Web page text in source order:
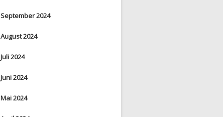
September 2024
August 2024
Juli 2024
Juni 2024
Mai 2024